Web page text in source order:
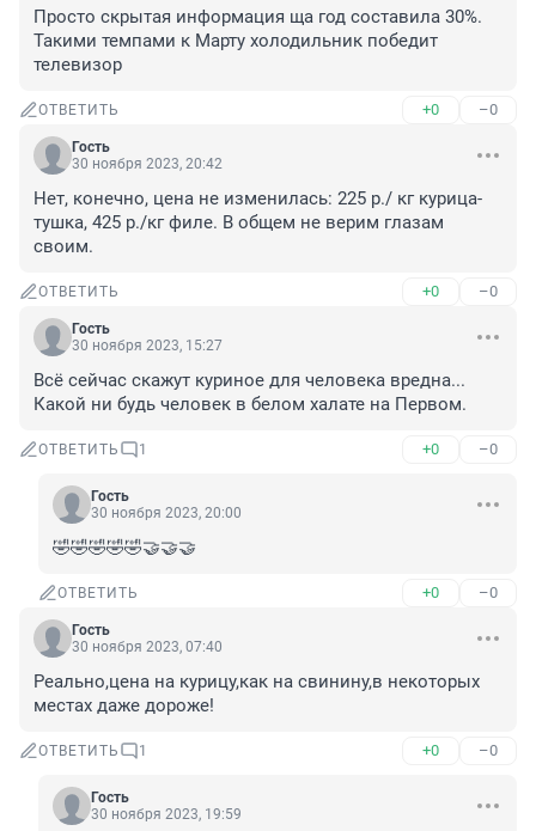
Просто скрытая информация ща год составила 30%.
Такими темпами к Марту холодильник победит
телевизор
ОТВЕТИТЬ +0 –0
Гость
30 ноября 2023, 20:42
Нет, конечно, цена не изменилась: 225 р./ кг курица-
тушка, 425 р./кг филе. В общем не верим глазам
своим.
ОТВЕТИТЬ +0 –0
Гость
30 ноября 2023, 15:27
Всё сейчас скажут куриное для человека вредна...
Какой ни будь человек в белом халате на Первом.
ОТВЕТИТЬ 1 +0 –0
Гость
30 ноября 2023, 20:00
🤣🤣🤣🤣🤣🤝🤝🤝
ОТВЕТИТЬ +0 –0
Гость
30 ноября 2023, 07:40
Реально,цена на курицу,как на свинину,в некоторых
местах даже дороже!
ОТВЕТИТЬ 1 +0 –0
Гость
30 ноября 2023, 19:59